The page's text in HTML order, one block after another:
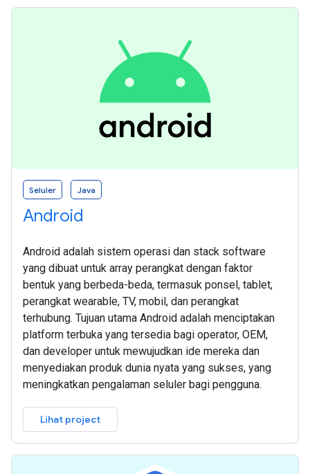
Seluler Java
Android
Android adalah sistem operasi dan stack software
yang dibuat untuk array perangkat dengan faktor
bentuk yang berbeda-beda, termasuk ponsel, tablet,
perangkat wearable, TV, mobil, dan perangkat
terhubung. Tujuan utama Android adalah menciptakan
platform terbuka yang tersedia bagi operator, OEM,
dan developer untuk mewujudkan ide mereka dan
menyediakan produk dunia nyata yang sukses, yang
meningkatkan pengalaman seluler bagi pengguna.
Lihat project